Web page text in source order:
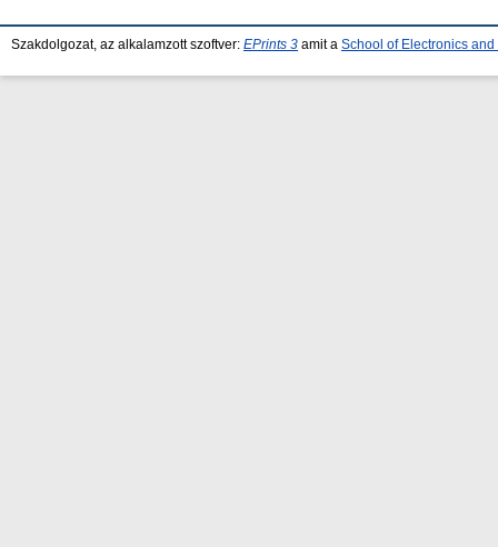
Szakdolgozat, az alkalamzott szoftver: EPrints 3 amit a School of Electronics